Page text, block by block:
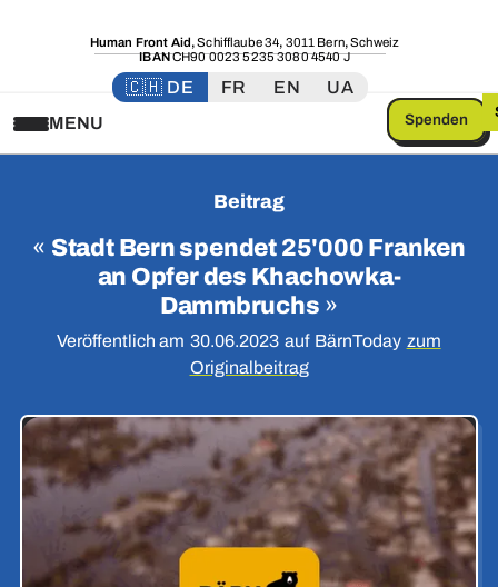
Human Front Aid,Schifflaube 34, 3011 Bern,Schweiz
IBANCH90 0023 5235 3080 4540 J
🇨🇭 DE FR EN
UA
MENU
Spenden
Beitrag
« Stadt Bern spendet 25'000 Franken
an Opfer des Khachowka-
Dammbruchs »
Veröffentlich am 30.06.2023 auf BärnToday zum
Originalbeitrag